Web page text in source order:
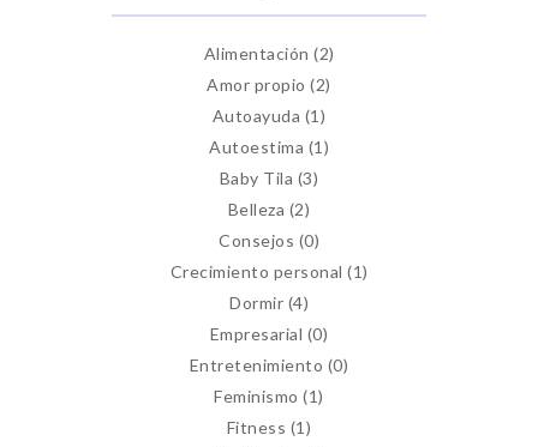
Alimentación (2)
Amor propio (2)
Autoayuda (1)
Autoestima (1)
Baby Tila (3)
Belleza (2)
Consejos (0)
Crecimiento personal (1)
Dormir (4)
Empresarial (0)
Entretenimiento (0)
Feminismo (1)
Fitness (1)